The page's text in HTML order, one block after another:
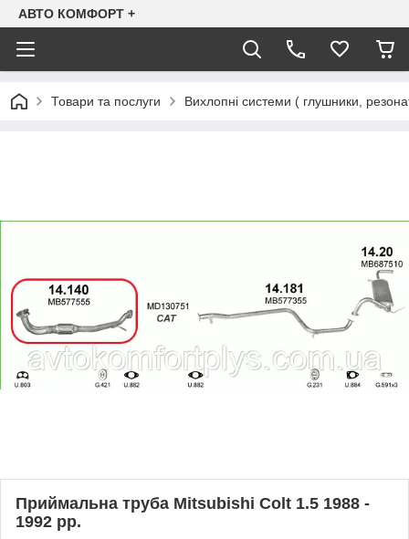
АВТО КОМФОРТ +
Товари та послуги Вихлопні системи ( глушники,
Приймальна труба Mitsubishi Colt 1.5 1988 -
1992 рр.